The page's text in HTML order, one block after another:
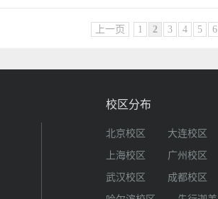
上一页 1 2 3 4 5 6
校区分布
北京校区 大连校区
上海校区 广州校区
武汉校区 成都校区